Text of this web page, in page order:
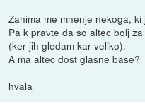
Zanima me mnenje nekoga,
Pa k pravte da so altec bolj
(ker jih gledam kar veliko).
A ma altec dost glasne base?
hvala